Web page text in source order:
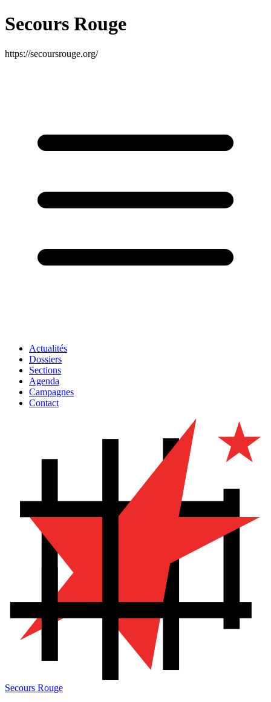
Secours Rouge
https://secoursrouge.org/
Actualités
Dossiers
Sections
Agenda
Campagnes
Contact
Secours Rouge